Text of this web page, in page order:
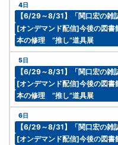
4日
【6/29～8/31】「関口宏の雑
[オンデマンド配信]今後の図書
本の修理 ”推し”道具展
5日
【6/29～8/31】「関口宏の雑
[オンデマンド配信]今後の図書
本の修理 ”推し”道具展
6日
【6/29～8/31】「関口宏の雑
[オンデマンド配信]今後の図書